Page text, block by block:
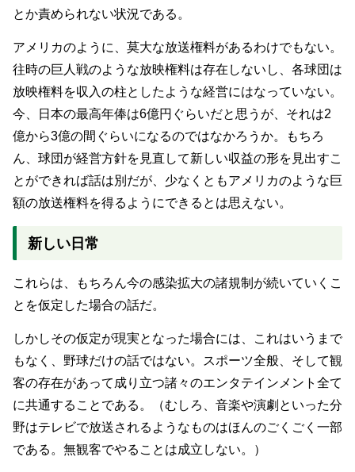
とか責められない状況である。
アメリカのように、莫大な放送権料があるわけでもない。
往時の巨人戦のような放映権料は存在しないし、各球団は
放映権料を収入の柱としたような経営にはなっていない。
今、日本の最高年俸は6億円ぐらいだと思うが、それは2
億から3億の間ぐらいになるのではなかろうか。もちろ
ん、球団が経営方針を見直して新しい収益の形を見出すこ
とができれば話は別だが、少なくともアメリカのような巨
額の放送権料を得るようにできるとは思えない。
新しい日常
これらは、もちろん今の感染拡大の諸規制が続いていくこ
とを仮定した場合の話だ。
しかしその仮定が現実となった場合には、これはいうまで
もなく、野球だけの話ではない。スポーツ全般、そして観
客の存在があって成り立つ諸々のエンタテインメント全て
に共通することである。（むしろ、音楽や演劇といった分
野はテレビで放送されるようなものはほんのごくごく一部
である。無観客でやることは成立しない。）